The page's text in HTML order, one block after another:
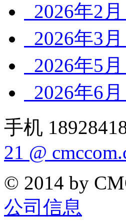
2026年2
2026年3
2026年5
2026年6
手机
21 @
© 2014 by
公司信息